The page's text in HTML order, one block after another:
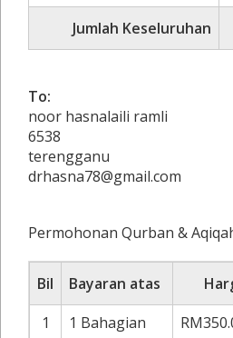
Jumlah Keseluruhan
To:
noor hasnalaili ramli
6538
terengganu
drhasna78@gmail.com
Permohonan Qurban &
Bil Bayaran atas
1
1 Bahagian